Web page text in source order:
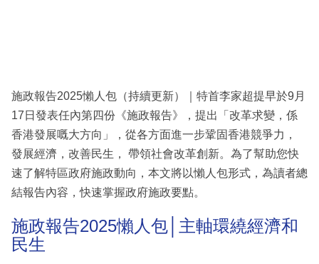
施政報告2025懶人包（持續更新）｜特首李家超提早於9月
17日發表任內第四份《施政報告》，提出「改革求變，係
香港發展嘅大方向」，從各方面進一步鞏固香港競爭力，
發展經濟，改善民生， 帶領社會改革創新。為了幫助您快
速了解特區政府施政動向，本文將以懶人包形式，為讀者總
結報告內容，快速掌握政府施政要點。
施政報告2025懶人包│主軸環繞經濟和
民生